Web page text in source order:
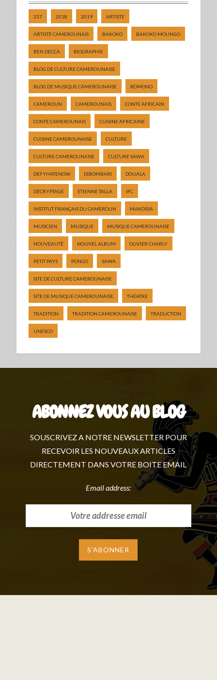
237 2018 2019 ARTISTE
ARTISTE CAMEROUNAIS BAKOKO BAKOKO MOUNGO
BEN DECCA BIOGRAPHIE
BLOG DE CULTURE CAMEROUNAISE
BLOG DE MUSIQUE CAMEROUNAISE BOMONO
CAMEROUN CAMEROUNAIS CONTE AFRICAIN
CONTE CAMEROUNAIS CUISINE AFRICAINE
CUISINE CAMEROUNAISE CULTURE
CULTURE CAMEROUNAISE CULTURE SAWA
DEFYHATENOW DIBOMBARI DOUALA
DÉCRYPTAGE ETIENNE TALLA IFC
INSTITUT FRANÇAIS DU CAMEROUN MAKOSSA
MUSICIEN MUSIQUE MUSIQUE CAMEROUNAISE
NOUVEAUTÉ NOUVEL ALBUM OLIVIER CHARLY
PETIT PAYS PONGO SAWA
SITE DE CULTURE CAMEROUNAISE
SITE DE MUSIQUE CAMEROUNAISE THÉATRE
TRADITION TRADITION CAMEROUNAISE TRADUCTION
UNESCO
ABONNEZ VOUS AU BLOG
SOUSCRIVEZ A NOTRE NEWSLETTER POUR
RECEVOIR LES NOUVEAUX ARTICLES
DIRECTEMENT DANS VOTRE BOITE EMAIL
Email address: